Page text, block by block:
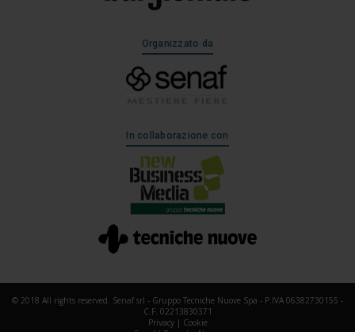
Organizzato da
In collaborazione con
© 2018 All rights reserved. Senaf srl - Gruppo Tecniche Nuove Spa - P.IVA 06382730155 -
C.F. 02213830371
Privacy| Cookie